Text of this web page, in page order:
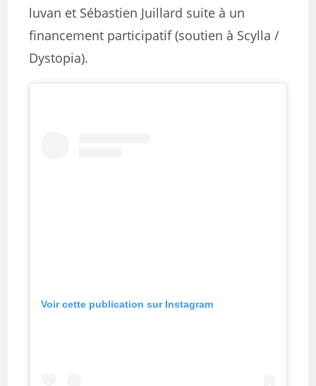
luvan et Sébastien Juillard suite à un
financement participatif (soutien à Scylla /
Dystopia).
Voir cette publication sur Instagram